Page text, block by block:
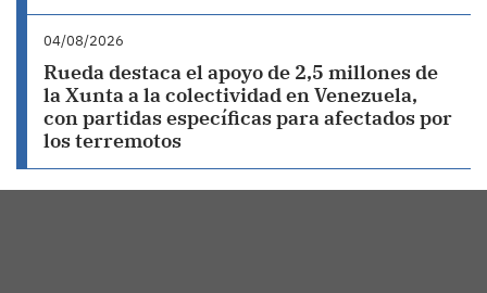
04/08/2026
Rueda destaca el apoyo de 2,5 millones de
la Xunta a la colectividad en Venezuela,
con partidas específicas para afectados por
los terremotos